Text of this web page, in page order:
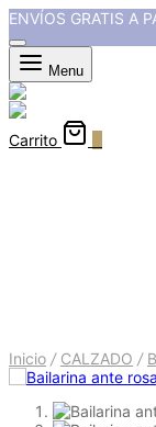
ENVÍOS GRATIS A
Menu
Carrito
Inicio / CALZADO /